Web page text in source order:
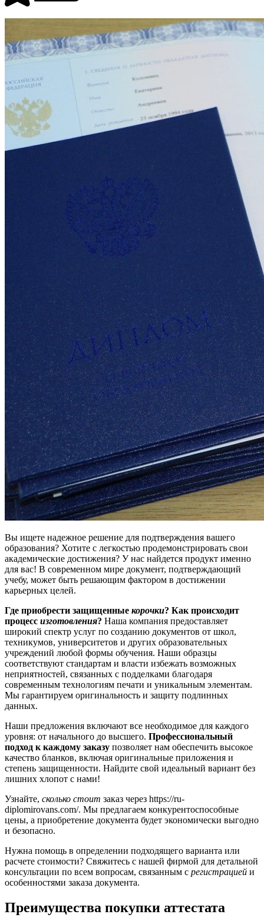
Вы ищете надежное решение для подтверждения вашего
образования? Хотите с легкостью продемонстрировать свои
академические достижения? У нас найдется продукт именно
для вас! В современном мире документ, подтверждающий
учебу, может быть решающим фактором в достижении
карьерных целей.
Где приобрести защищенные корочки? Как происходит
процесс изготовления? Наша компания предоставляет
широкий спектр услуг по созданию документов от школ,
техникумов, университетов и других образовательных
учреждений любой формы обучения. Наши образцы
соответствуют стандартам и власти избежать возможных
неприятностей, связанных с подделками благодаря
современным технологиям печати и уникальным элементам.
Мы гарантируем оригинальность и защиту подлинных
данных.
Наши предложения включают все необходимое для каждого
уровня: от начального до высшего. Профессиональный
подход к каждому заказу позволяет нам обеспечить высокое
качество бланков, включая оригинальные приложения и
степень защищенности. Найдите свой идеальный вариант без
лишних хлопот с нами!
Узнайте, сколько стоит заказ через https://ru-
diplomirovans.com/. Мы предлагаем конкурентоспособные
цены, а приобретение документа будет экономически выгодно
и безопасно.
Нужна помощь в определении подходящего варианта или
расчете стоимости? Свяжитесь с нашей фирмой для детальной
консультации по всем вопросам, связанным с регистрацией и
особенностями заказа документа.
Преимущества покупки аттестата